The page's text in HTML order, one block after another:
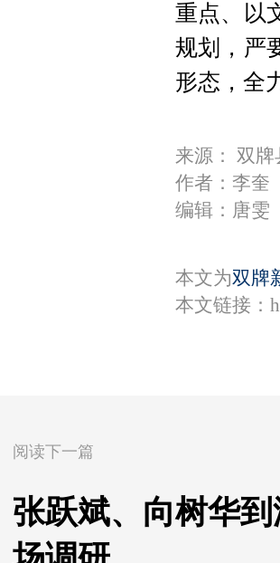
重点、以
规划，严
形态，全
来源： 双
作者：李奎
编辑：唐雯
本文为双牌
本文链接：
阅读下一篇
张跃斌、向树华